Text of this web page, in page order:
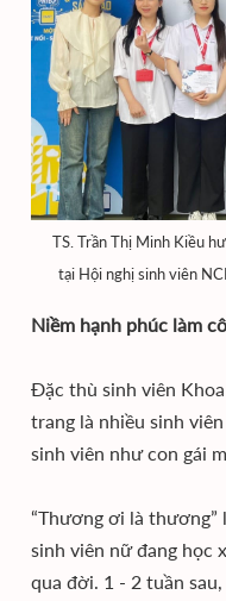
TS. Trần Thị Minh Kiều
tại Hội nghị sinh viên
Niềm hạnh phúc làm
Đặc thù sinh viên
trang là nhiều sinh
sinh viên như con gái
“Thương ơi là thương”
sinh viên nữ đang học
qua đời. 1 - 2 tuần